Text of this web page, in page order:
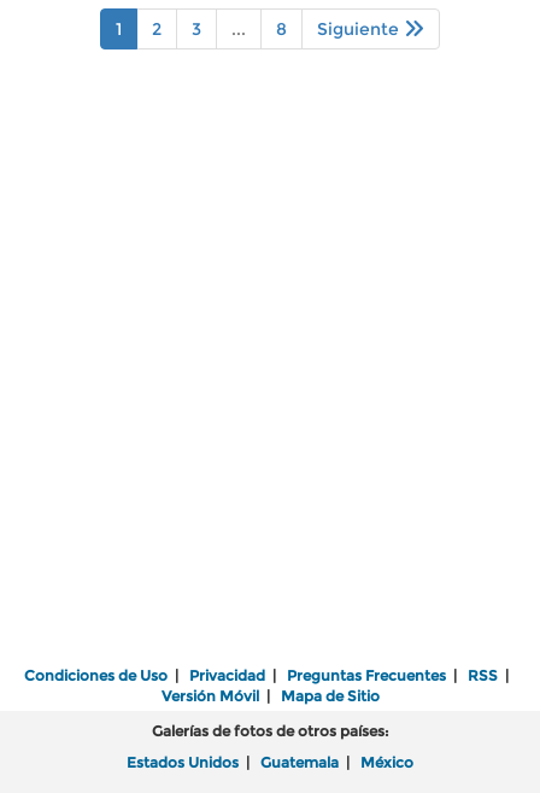
1 2 3 ... 8 Siguiente
Condiciones de Uso | Privacidad | Preguntas Frecuentes | RSS |
Versión Móvil| Mapa de Sitio
Galerías de fotos de otros países:
Estados Unidos | Guatemala | México